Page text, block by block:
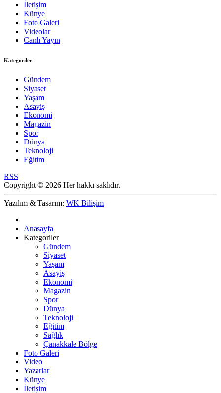
İletişim
Künye
Foto Galeri
Videolar
Canlı Yayın
Kategoriler
Gündem
Siyaset
Yaşam
Asayiş
Ekonomi
Magazin
Spor
Dünya
Teknoloji
Eğitim
RSS
Copyright © 2026 Her hakkı saklıdır.
Yazılım & Tasarım: WK Bilişim
Anasayfa
Kategoriler
Gündem
Siyaset
Yaşam
Asayiş
Ekonomi
Magazin
Spor
Dünya
Teknoloji
Eğitim
Sağlık
Çanakkale Bölge
Foto Galeri
Video
Yazarlar
Künye
İletişim